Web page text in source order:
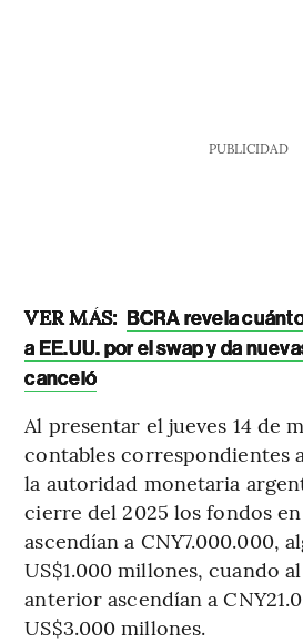
PUBLICIDAD
VER MÁS: BCRA revela
a EE.UU. por el swap y da
canceló
Al presentar el jueves 14 de
contables correspondientes
la autoridad monetaria
cierre del 2025 los fondos
ascendían a CNY7.000.000,
US$1.000 millones, cuando
anterior ascendían a
US$3.000 millones.